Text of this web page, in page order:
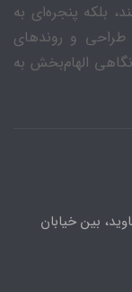
بلکه پنجره‌ای به
طراحی و روندهای
الهام‌بخش به
بین خیابان